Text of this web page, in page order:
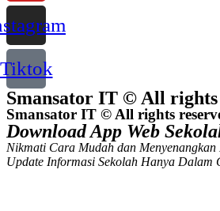
Tiktok
Smansator IT © All rights
Smansator IT © All rights
Download App Web
Nikmati Cara Mudah dan Menyenangkan
Update Informasi Sekolah Hanya Dalam